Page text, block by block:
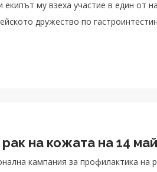
екипът му взеха участие в един от
дружество по
на кожата на 14 май
кампания за профилактика на